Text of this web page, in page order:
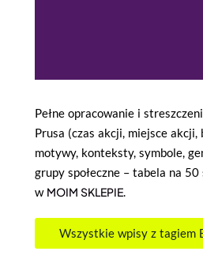
Pełne opracowanie i
Prusa (czas akcji, miejsce akcji,
motywy, konteksty, symbole,
grupy społeczne – tabela na
w MOIM SKLEPIE.
Wszystkie wpisy z tagiem